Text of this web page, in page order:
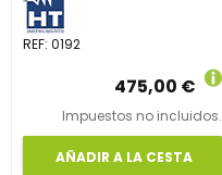
REF: 0192
475,00 €
Impuestos no incluidos.
AÑADIR A LA CESTA